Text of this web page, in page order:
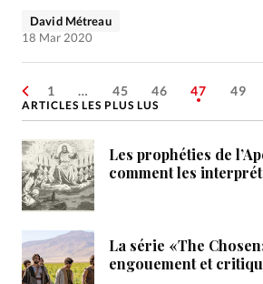
David Métreau
18 Mar 2020
1 … 45 46 47 49
ARTICLES LES PLUS LUS
Les prophéties de
comment les
La série «The
engouement et